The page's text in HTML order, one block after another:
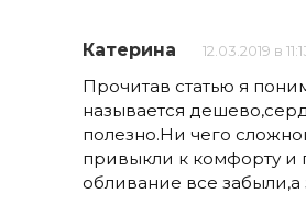
Катерина 12.03.2019 в
Прочитав статью я
называется
полезно.Ни чего
привыкли к комфорту и
обливание все забыли,а